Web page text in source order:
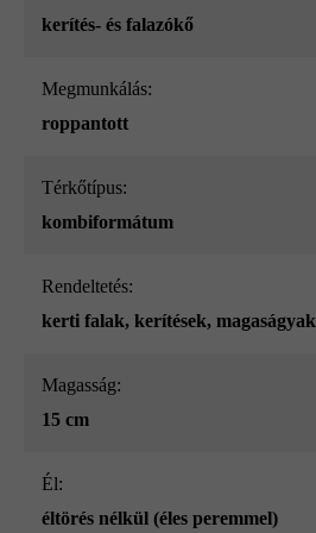
kerítés- és falazókő
megmunkálás:
roppantott
Térkőtípus:
kombiformátum
Rendeltetés:
kerti falak, kerítések, magaságyak
Magasság:
15 cm
él:
éltörés nélkül (éles peremmel)